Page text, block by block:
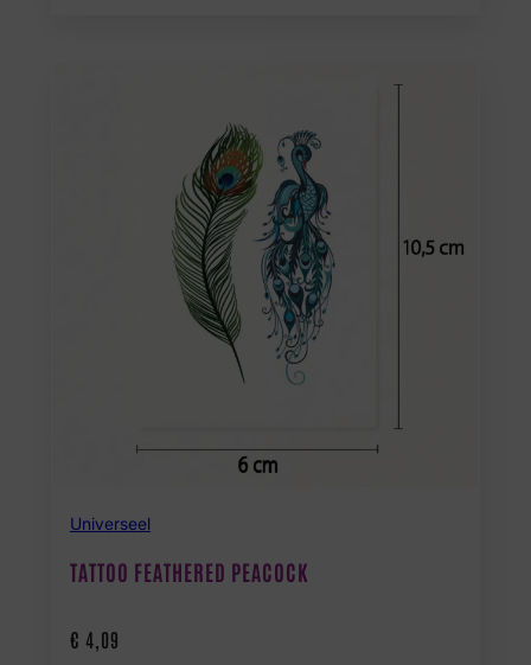
Universeel
TATTOO FEATHERED PEACOCK
€ 4,09